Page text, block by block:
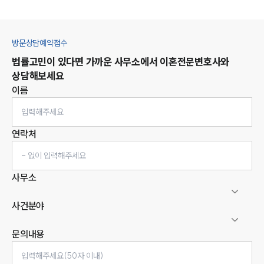
방문상담예약접수
법률고민이 있다면 가까운 사무소에서 이혼전문변호사와
상담해보세요
이름
연락처
사무소
사건분야
문의내용